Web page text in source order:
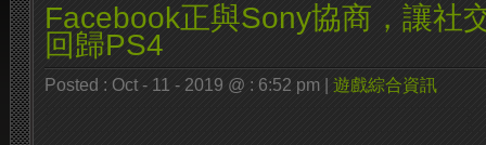
Facebook正與Sony協商，讓社
回歸PS4
Posted : Oct - 11 - 2019 @ : 6:52 pm | 遊戲綜合資訊